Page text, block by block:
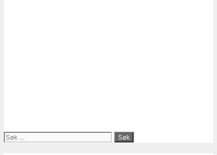
Søk